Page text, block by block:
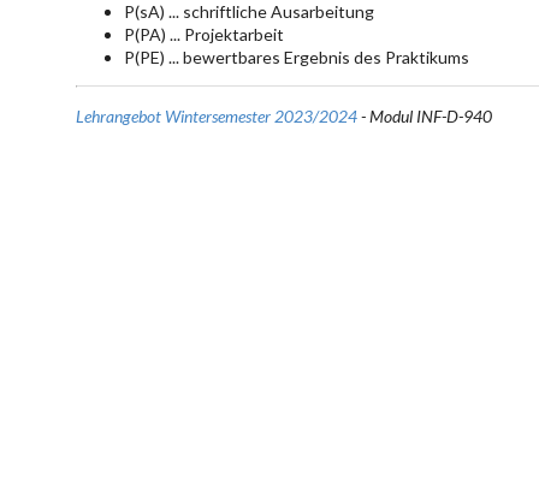
P(sA) ... schriftliche Ausarbeitung
P(PA) ... Projektarbeit
P(PE) ... bewertbares Ergebnis des Praktikums
Lehrangebot Wintersemester 2023/2024- Modul INF-D-940